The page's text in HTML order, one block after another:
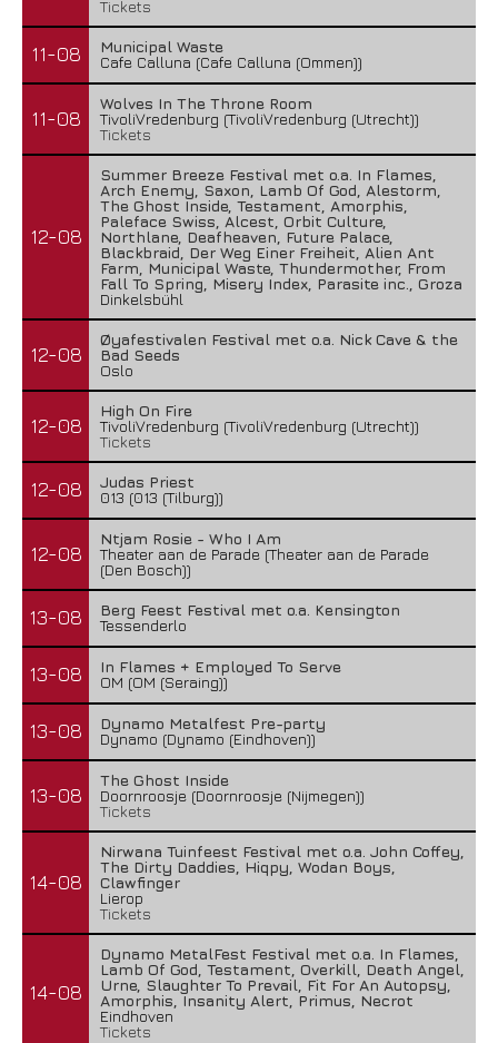
Tickets
11-08
Municipal Waste
Cafe Calluna (Cafe Calluna (Ommen))
11-08
Wolves In The Throne Room
TivoliVredenburg (TivoliVredenburg (Utrecht))
Tickets
12-08
Summer Breeze Festival met o.a. In Flames,
Arch Enemy, Saxon, Lamb Of God, Alestorm,
The Ghost Inside, Testament, Amorphis,
Paleface Swiss, Alcest, Orbit Culture,
Northlane, Deafheaven, Future Palace,
Blackbraid, Der Weg Einer Freiheit, Alien Ant
Farm, Municipal Waste, Thundermother, From
Fall To Spring, Misery Index, Parasite inc., Groza
Dinkelsbühl
12-08
Øyafestivalen Festival met o.a. Nick Cave & the
Bad Seeds
Oslo
12-08
High On Fire
TivoliVredenburg (TivoliVredenburg (Utrecht))
Tickets
12-08
Judas Priest
013 (013 (Tilburg))
12-08
Ntjam Rosie - Who I Am
Theater aan de Parade (Theater aan de Parade
(Den Bosch))
13-08
Berg Feest Festival met o.a. Kensington
Tessenderlo
13-08
In Flames + Employed To Serve
OM (OM (Seraing))
13-08
Dynamo Metalfest Pre-party
Dynamo (Dynamo (Eindhoven))
13-08
The Ghost Inside
Doornroosje (Doornroosje (Nijmegen))
Tickets
14-08
Nirwana Tuinfeest Festival met o.a. John Coffey,
The Dirty Daddies, Hiqpy, Wodan Boys,
Clawfinger
Lierop
Tickets
14-08
Dynamo MetalFest Festival met o.a. In Flames,
Lamb Of God, Testament, Overkill, Death Angel,
Urne, Slaughter To Prevail, Fit For An Autopsy,
Amorphis, Insanity Alert, Primus, Necrot
Eindhoven
Tickets